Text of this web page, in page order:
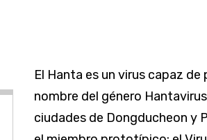
El Hanta es un virus capaz
nombre del género
ciudades de Dongducheon y